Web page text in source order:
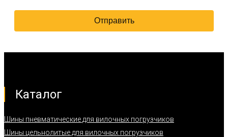
Каталог
Шины пневматические для вилочных погрузчиков
Шины цельнолитые для вилочных погрузчиков